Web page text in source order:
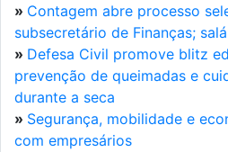
» Contagem abre processo
subsecretário de Finanças;
» Defesa Civil promove blitz
prevenção de queimadas e
durante a seca
» Segurança, mobilidade e
com empresários